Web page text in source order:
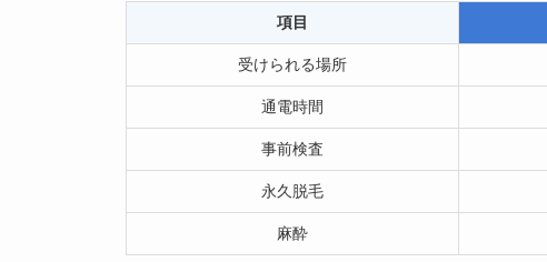
項目
受けられる場所
通電時間
事前検査
永久脱毛
麻酔